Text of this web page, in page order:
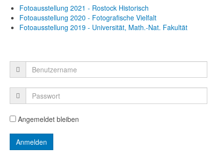
Fotoausstellung 2021 - Rostock Historisch
Fotoausstellung 2020 - Fotografische Vielfalt
Fotoausstellung 2019 - Universität, Math.-Nat. Fakultät
Angemeldet bleiben